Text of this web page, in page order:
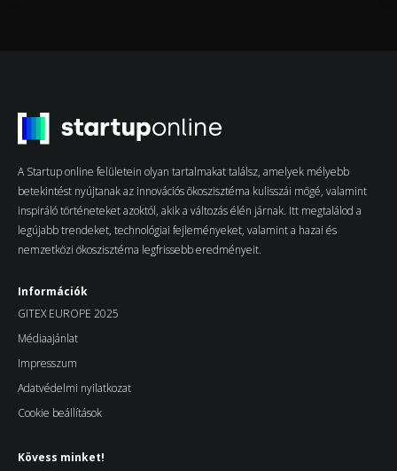
A Startup online felületein olyan tartalmakat találsz, amelyek mélyebb
betekintést nyújtanak az innovációs ökoszisztéma kulisszái mögé, valamint
inspiráló történeteket azoktól, akik a változás élén járnak. Itt megtalálod a
legújabb trendeket, technológiai fejleményeket, valamint a hazai és
nemzetközi ökoszisztéma legfrissebb eredményeit.
Információk
GITEX EUROPE 2025
Médiaajánlat
Impresszum
Adatvédelmi nyilatkozat
Cookie beállítások
Kövess minket!